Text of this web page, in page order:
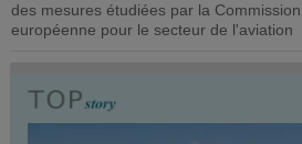
des mesures étudiées par la Commission
européenne pour le secteur de l'aviation